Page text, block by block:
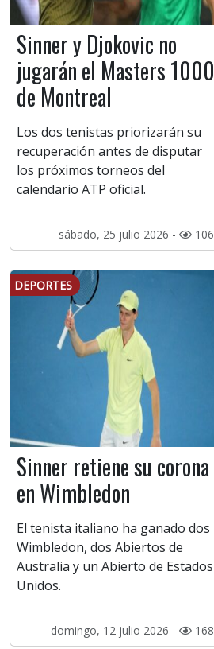
Sinner y Djokovic no
jugarán el Masters 1000
de Montreal
Los dos tenistas priorizarán su
recuperación antes de disputar
los próximos torneos del
calendario ATP oficial.
sábado, 25 julio 2026 - 106
DEPORTES
Sinner retiene su corona
en Wimbledon
El tenista italiano ha ganado dos
Wimbledon, dos Abiertos de
Australia y un Abierto de Estados
Unidos.
domingo, 12 julio 2026 - 168